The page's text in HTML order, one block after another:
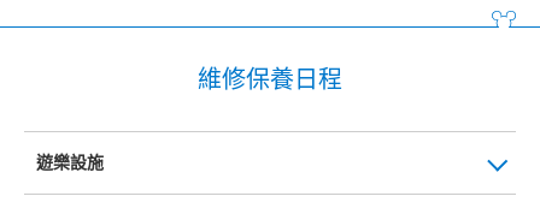
維修保養日程
遊樂設施